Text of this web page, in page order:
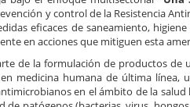
y control de la Resistencia
eficaces de saneamiento,
en acciones que mitiguen esta
de la formulación de productos
medicina humana de última línea,
en el ámbito de la